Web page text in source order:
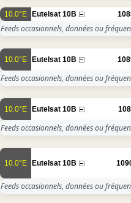
10.0°E Eutelsat 10B
Feeds occasionnels, données ou
10.0°E Eutelsat 10B
Feeds occasionnels, données ou
10.0°E Eutelsat 10B
Feeds occasionnels, données ou
10.0°E Eutelsat 10B
Feeds occasionnels, données ou